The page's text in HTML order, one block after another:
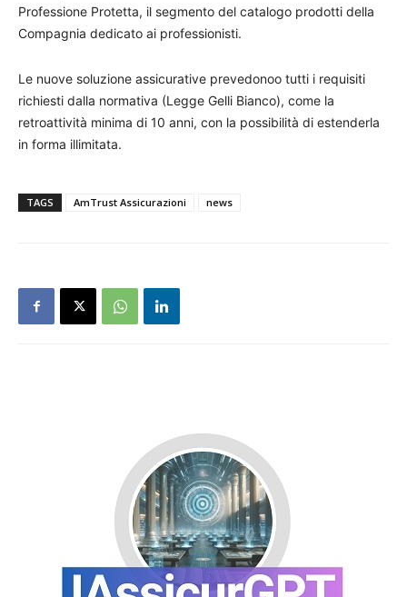
Professione Protetta, il segmento del catalogo prodotti della
Compagnia dedicato ai professionisti.
Le nuove soluzione assicurative prevedonoo tutti i requisiti
richiesti dalla normativa (Legge Gelli Bianco), come la
retroattività minima di 10 anni, con la possibilità di estenderla
in forma illimitata.
TAGS AmTrust Assicurazioni news